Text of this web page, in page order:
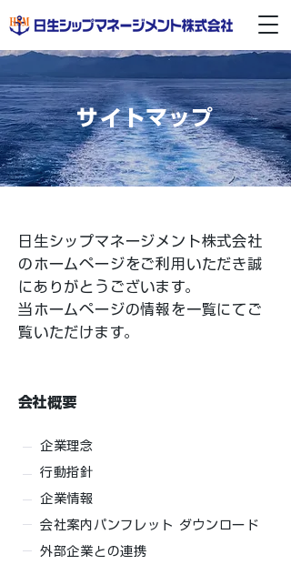
サイトマップ
日生シップマネージメント株式会社
のホームページをご利用いただき誠
にありがとうございます。
当ホームページの情報を一覧にてご
覧いただけます。
会社概要
企業理念
行動指針
企業情報
会社案内パンフレット ダウンロード
外部企業との連携